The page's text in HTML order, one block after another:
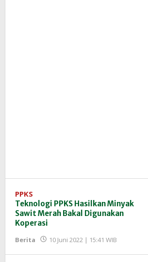
PPKS
Teknologi PPKS Hasilkan Minyak
Sawit Merah Bakal Digunakan
Koperasi
Berita 10 Juni 2022 | 15:41 WIB